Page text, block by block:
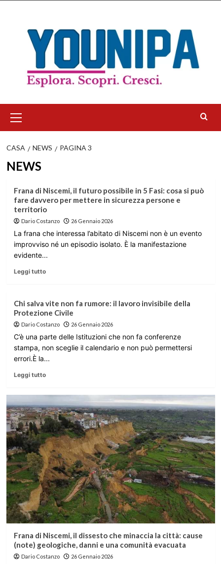
contenuto
principale
CASA NEWS PAGINA 3
NEWS
Frana di Niscemi, il futuro possibile in 5 Fasi: cosa si può
fare davvero per mettere in sicurezza persone e
territorio
Dario Costanzo 26 Gennaio 2026
La frana che interessa l’abitato di Niscemi non è un evento
improvviso né un episodio isolato. È la manifestazione
evidente...
Leggi tutto
Chi salva vite non fa rumore: il lavoro invisibile della
Protezione Civile
Dario Costanzo 26 Gennaio 2026
C’è una parte delle Istituzioni che non fa conferenze
stampa, non sceglie il calendario e non può permettersi
errori.È la...
Leggi tutto
Frana di Niscemi, il dissesto che minaccia la città: cause
(note) geologiche, danni e una comunità evacuata
Dario Costanzo 26 Gennaio 2026